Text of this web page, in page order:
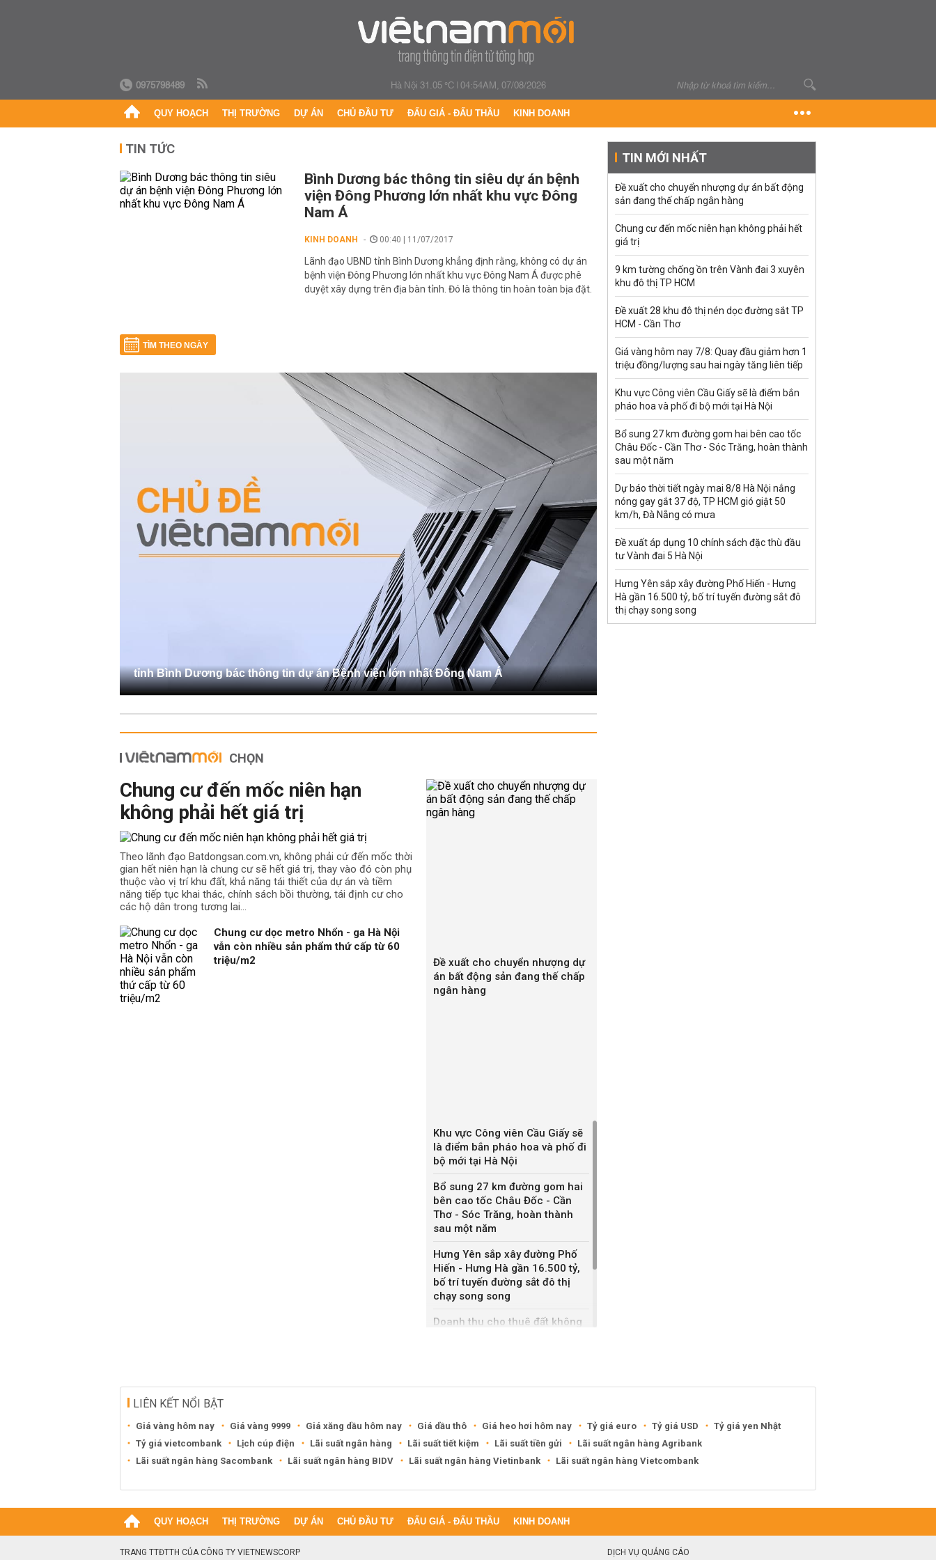
0975798489 Hà Nội 31.05 °C|04:54AM, 07/08/2026
QUY HOẠCH THỊ TRƯỜNG DỰ ÁN CHỦ ĐẦU TƯ ĐẤU GIÁ - ĐẤU THẦU KINH DOANH
TIN TỨC
Bình Dương bác thông tin siêu dự án bệnh
viện Đông Phương lớn nhất khu vực Đông
Nam Á
KINH DOANH 00:40 | 11/07/2017
Lãnh đạo UBND tỉnh Bình Dương khẳng định rằng, không có dự án
bệnh viện Đông Phương lớn nhất khu vực Đông Nam Á được phê
duyệt xây dựng trên địa bàn tỉnh. Đó là thông tin hoàn toàn bịa đặt.
TÌM THEO NGÀY
tỉnh Bình Dương bác thông tin dự án Bệnh viện lớn nhất Đông Nam Á
CHỌN
Chung cư đến mốc niên hạn
không phải hết giá trị
Theo lãnh đạo Batdongsan.com.vn, không phải cứ đến mốc thời
gian hết niên hạn là chung cư sẽ hết giá trị, thay vào đó còn phụ
thuộc vào vị trí khu đất, khả năng tái thiết của dự án và tiềm
năng tiếp tục khai thác, chính sách bồi thường, tái định cư cho
các hộ dân trong tương lai…
Chung cư dọc metro Nhổn - ga Hà Nội
vẫn còn nhiều sản phẩm thứ cấp từ 60
triệu/m2
Đề xuất cho chuyển nhượng dự
án bất động sản đang thế chấp
ngân hàng
Khu vực Công viên Cầu Giấy sẽ
là điểm bắn pháo hoa và phố đi
bộ mới tại Hà Nội
Bổ sung 27 km đường gom hai
bên cao tốc Châu Đốc - Cần
Thơ - Sóc Trăng, hoàn thành
sau một năm
Hưng Yên sắp xây đường Phố
Hiến - Hưng Hà gần 16.500 tỷ,
bố trí tuyến đường sắt đô thị
chạy song song
Doanh thu cho thuê đất không
6.200 tỷ ở Cần Thơ, Phú Thọ
TIN MỚI NHẤT
Đề xuất cho chuyển nhượng dự án bất động
sản đang thế chấp ngân hàng
Chung cư đến mốc niên hạn không phải hết
giá trị
9 km tường chống ồn trên Vành đai 3 xuyên
khu đô thị TP HCM
Đề xuất 28 khu đô thị nén dọc đường sắt TP
HCM - Cần Thơ
Giá vàng hôm nay 7/8: Quay đầu giảm hơn 1
triệu đồng/lượng sau hai ngày tăng liên tiếp
Khu vực Công viên Cầu Giấy sẽ là điểm bắn
pháo hoa và phố đi bộ mới tại Hà Nội
Bổ sung 27 km đường gom hai bên cao tốc
Châu Đốc - Cần Thơ - Sóc Trăng, hoàn thành
sau một năm
Dự báo thời tiết ngày mai 8/8 Hà Nội nắng
nóng gay gắt 37 độ, TP HCM gió giật 50
km/h, Đà Nẵng có mưa
Đề xuất áp dụng 10 chính sách đặc thù đầu
tư Vành đai 5 Hà Nội
Hưng Yên sắp xây đường Phố Hiến - Hưng
Hà gần 16.500 tỷ, bố trí tuyến đường sắt đô
thị chạy song song
LIÊN KẾT NỔI BẬT
Giá vàng hôm nay Giá vàng 9999 Giá xăng dầu hôm nay Giá dầu thô Giá heo hơi hôm nay Tỷ giá euro Tỷ giá USD
Tỷ giá yen Nhật
Tỷ giá vietcombank
Lịch cúp điện Lãi suất ngân hàng Lãi suất tiết kiệm Lãi suất tiền gửi
Lãi suất ngân hàng Agribank
Lãi suất ngân hàng Sacombank
Lãi suất ngân hàng BIDV Lãi suất ngân hàng Vietinbank Lãi suất ngân hàng Vietcombank
QUY HOẠCH THỊ TRƯỜNG DỰ ÁN CHỦ ĐẦU TƯ ĐẤU GIÁ - ĐẤU THẦU KINH DOANH
TRANG TTĐTTH CỦA CÔNG TY VIETNEWSCORP
DỊCH VỤ QUẢNG CÁO